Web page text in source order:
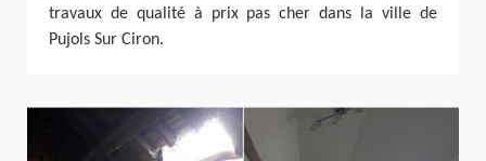
travaux de qualité à prix pas cher dans la ville de
Pujols Sur Ciron.